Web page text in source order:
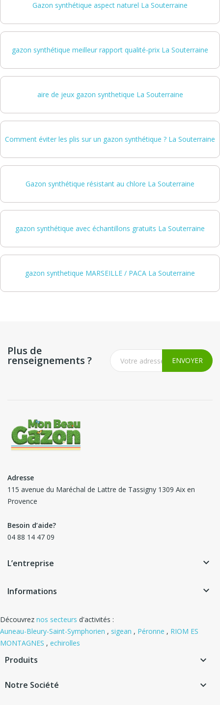
Gazon synthétique aspect naturel La Souterraine
gazon synthétique meilleur rapport qualité-prix La Souterraine
aire de jeux gazon synthetique La Souterraine
Comment éviter les plis sur un gazon synthétique ? La Souterraine
Gazon synthétique résistant au chlore La Souterraine
gazon synthétique avec échantillons gratuits La Souterraine
gazon synthetique MARSEILLE / PACA La Souterraine
Plus de
renseignements ?
Adresse
115 avenue du Maréchal de Lattre de Tassigny 1309 Aix en
Provence
Besoin d’aide?
04 88 14 47 09
L’entreprise keyboard_arrow_down
Informations keyboard_arrow_down
Découvrez nos secteurs d'activités :
Auneau-Bleury-Saint-Symphorien , sigean , Péronne , RIOM ES
MONTAGNES , echirolles
Produits 
Notre Société 